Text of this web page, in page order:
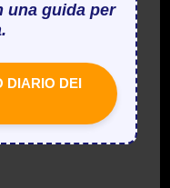
una guida per
DIARIO DEI